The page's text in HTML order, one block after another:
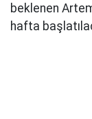
beklenen
hafta